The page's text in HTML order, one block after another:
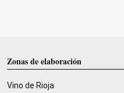
Zonas de elaboración
Vino de Rioja